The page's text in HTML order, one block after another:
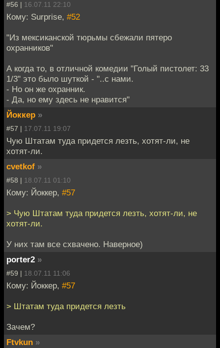
#56 | 16.07.11 22:10
Кому: Surprise, #52
"Из мексиканской тюрьмы сбежали пятеро
охранников"
А когда то, в отличной комедии "Голый пистолет: 33
1/3" это было шуткой - "..с нами.
- Но он же охранник.
- Да, но ему здесь не нравится"
Йоккер »
#57 | 17.07.11 19:07
Чую Штатам туда придется лезть, хотят-ли, не
хотят-ли.
cvetkof »
#58 | 18.07.11 01:10
Кому: Йоккер, #57
> Чую Штатам туда придется лезть, хотят-ли, не
хотят-ли.
У них там все схвачено. Наверное)
porter2 »
#59 | 18.07.11 11:06
Кому: Йоккер, #57
> Штатам туда придется лезть
Зачем?
Ftvkun »